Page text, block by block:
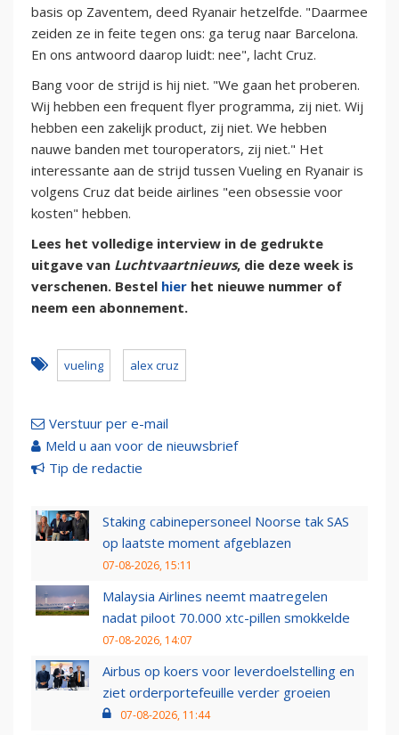
basis op Zaventem, deed Ryanair hetzelfde. "Daarmee
zeiden ze in feite tegen ons: ga terug naar Barcelona.
En ons antwoord daarop luidt: nee", lacht Cruz.
Bang voor de strijd is hij niet. "We gaan het proberen.
Wij hebben een frequent flyer programma, zij niet. Wij
hebben een zakelijk product, zij niet. We hebben
nauwe banden met touroperators, zij niet." Het
interessante aan de strijd tussen Vueling en Ryanair is
volgens Cruz dat beide airlines "een obsessie voor
kosten" hebben.
Lees het volledige interview in de gedrukte
uitgave van Luchtvaartnieuws, die deze week is
verschenen. Bestel hier het nieuwe nummer of
neem een abonnement.
vueling alex cruz
Verstuur per e-mail
Meld u aan voor de nieuwsbrief
Tip de redactie
Staking cabinepersoneel Noorse tak SAS
op laatste moment afgeblazen
07-08-2026, 15:11
Malaysia Airlines neemt maatregelen
nadat piloot 70.000 xtc-pillen smokkelde
07-08-2026, 14:07
Airbus op koers voor leverdoelstelling en
ziet orderportefeuille verder groeien
07-08-2026, 11:44